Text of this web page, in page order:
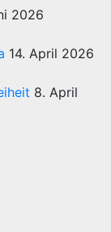
2026
14. April 2026
8. April